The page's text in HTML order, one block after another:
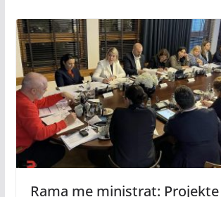
Rama me ministrat: